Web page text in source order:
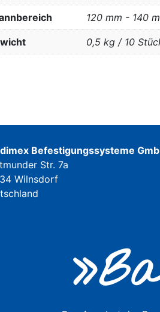
120 mm - 140
0,5 kg / 10
Befestigungssysteme
Str. 7a
Wilnsdorf